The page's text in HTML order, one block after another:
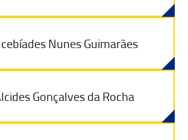
Nunes Guimarães
Gonçalves da Rocha